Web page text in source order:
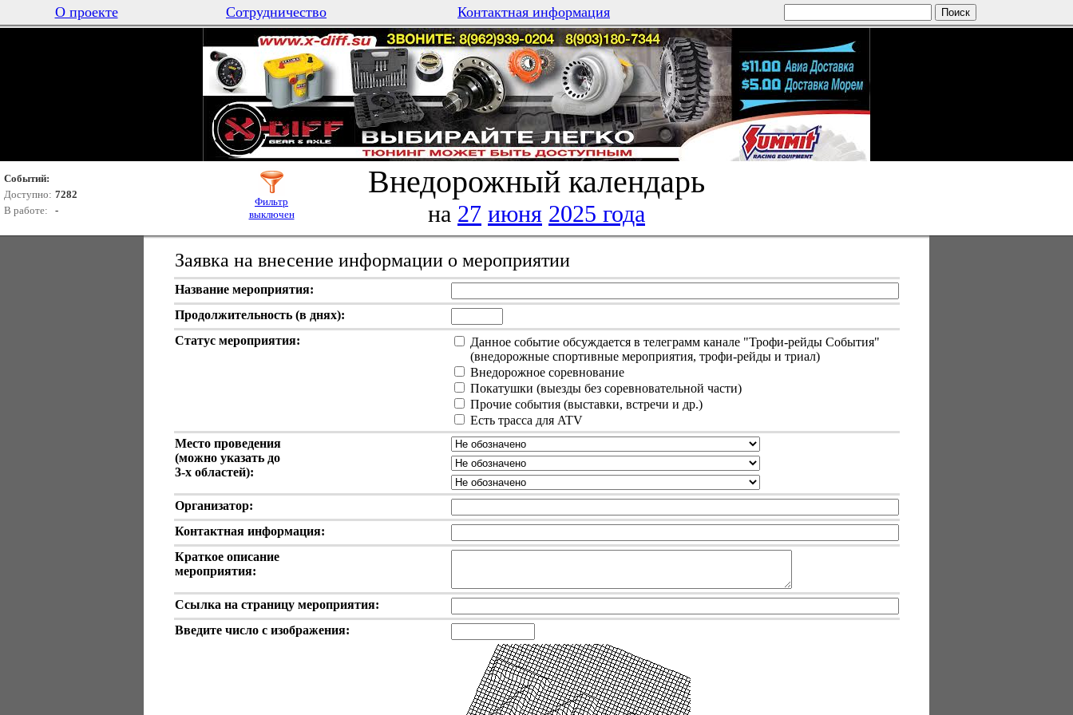
О проекте Сотрудничество Контактная информация
Событий:
Доступно: 7282
В работе:
-
Фильтр
выключен
Внедорожный календарь
на 27 июня 2025 года
Заявка на внесение информации о мероприятии
Название мероприятия:
Продолжительность (в днях):
Статус мероприятия:
Данное событие обсуждается в телеграмм канале "Трофи-рейды События"
(внедорожные спортивные мероприятия, трофи-рейды и триал)
Внедорожное соревнование
Покатушки (выезды без соревновательной части)
Прочие события (выставки, встречи и др.)
Есть трасса для ATV
Место проведения
(можно указать до
3-хобластей):
Организатор:
Контактная информация:
Краткое описание
мероприятия:
Ссылка на страницу мероприятия:
Введите число с изображения: